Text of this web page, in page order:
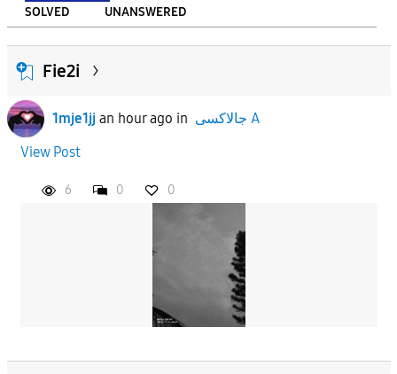
SOLVED
UNANSWERED
FILTER:
From
To
Fie2i
1mje1jj an hour ago in
جالاكسى A
View Post
6 0 0